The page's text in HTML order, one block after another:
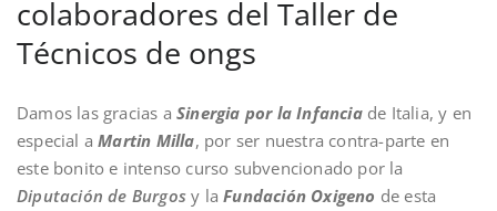
colaboradores del Taller de
Técnicos de ongs
Damos las gracias a Sinergia por la Infanciade Italia, y en
especial aMartin Milla, por ser nuestra contra-parte en
este bonito e intenso curso subvencionado por la
Diputación de Burgos y laFundación Oxigeno de esta